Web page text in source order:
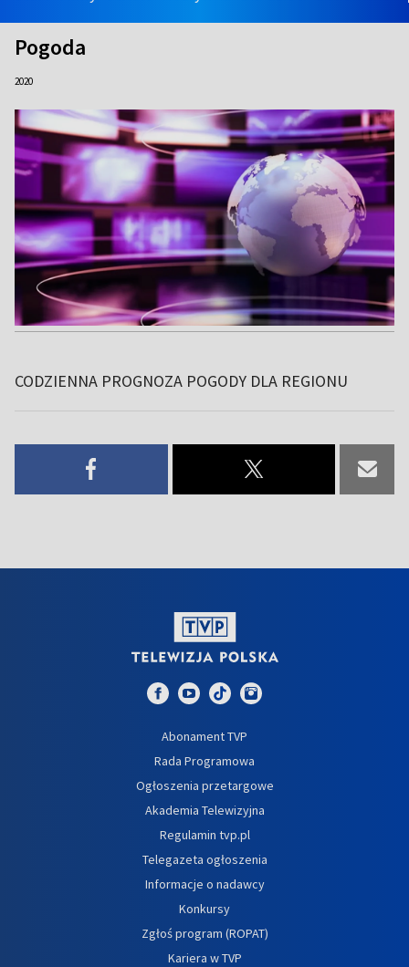
Pogoda
2020
CODZIENNA PROGNOZA POGODY DLA REGIONU
Abonament TVP
Rada Programowa
Ogłoszenia przetargowe
Akademia Telewizyjna
Regulamin tvp.pl
Telegazeta ogłoszenia
Informacje o nadawcy
Konkursy
Zgłoś program (ROPAT)
Kariera w TVP